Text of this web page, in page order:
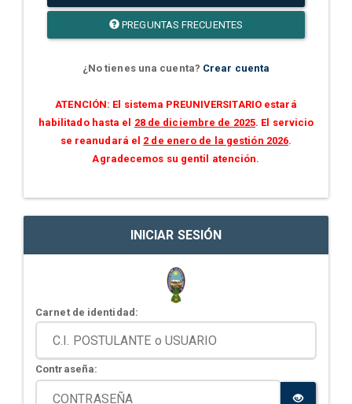
PREGUNTAS FRECUENTES
¿No tienes una cuenta? Crear cuenta
ATENCIÓN: El sistema PREUNIVERSITARIO estará
habilitado hasta el 28 de diciembre de 2025. El servicio
se reanudará el 2 de enero de la gestión 2026.
Agradecemos su gentil atención.
INICIAR SESIÓN
Carnet de identidad:
Contraseña: